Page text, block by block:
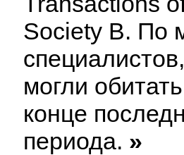
Society B. По
могли
конце
периода. »